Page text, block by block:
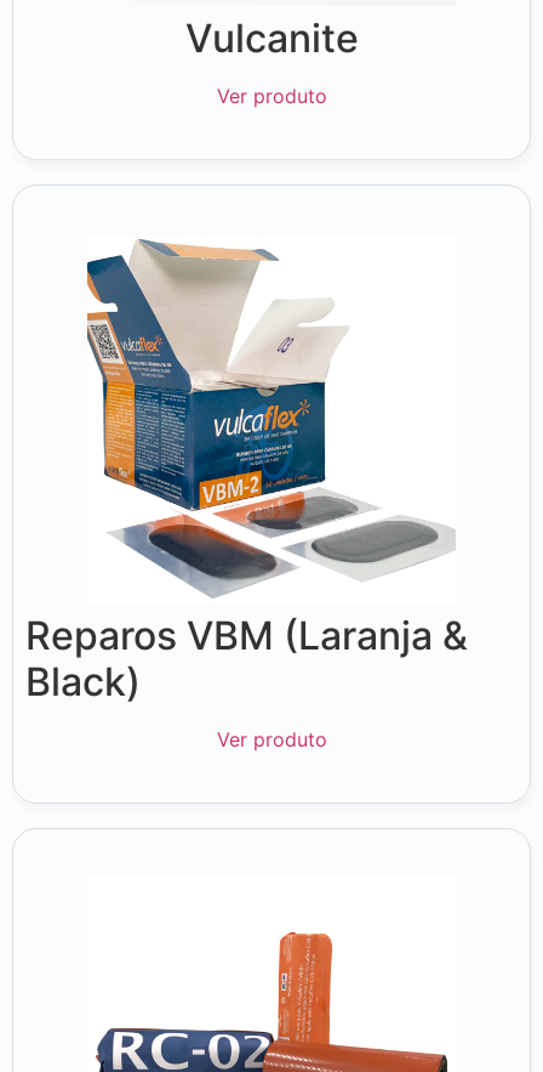
Vulcanite
Ver produto
Reparos VBM (Laranja &
Black)
Ver produto